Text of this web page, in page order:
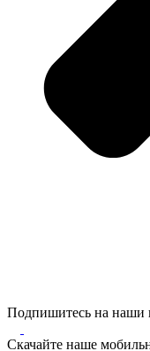
Подпишитесь на наши
Скачайте наше